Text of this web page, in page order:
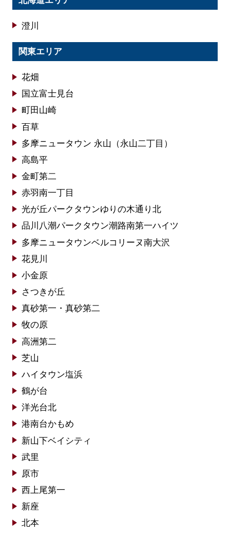
澄川
関東エリア
花畑
国立富士見台
町田山崎
百草
多摩ニュータウン 永山（永山二丁目）
高島平
金町第二
赤羽南一丁目
光が丘パークタウンゆりの木通り北
品川八潮パークタウン潮路南第一ハイツ
多摩ニュータウンベルコリーヌ南大沢
花見川
小金原
さつきが丘
真砂第一・真砂第二
牧の原
高洲第二
芝山
ハイタウン塩浜
鶴が台
洋光台北
港南台かもめ
新山下ベイシティ
武里
原市
西上尾第一
新座
北本